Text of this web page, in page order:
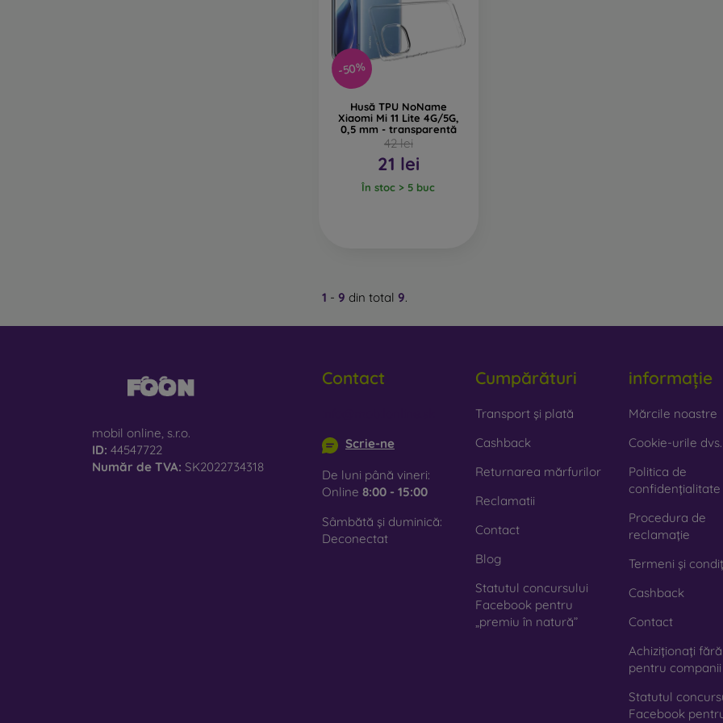
-50%
Husă TPU NoName
Xiaomi Mi 11 Lite 4G/5G,
0,5 mm - transparentă
42 lei
21 lei
În stoc > 5 buc
1 - 9 din total 9.
mobil online, s.r.o.
ID: 44547722
Număr de TVA: SK2022734318
Contact
Scrie-ne
De luni până vineri:
Online 8:00 - 15:00
Sâmbătă și duminică:
Deconectat
Cumpărături
Transport și plată
Cashback
Returnarea mărfurilor
Reclamatii
Contact
Blog
Statutul concursului
Facebook pentru
„premiu în natură”
informație
Mărcile noastre
Cookie-urile dvs.
Politica de
confidențialitate
Procedura de
reclamație
Termeni și
Cashback
Contact
Achiziționați
pentru companii
Statutul
Facebook